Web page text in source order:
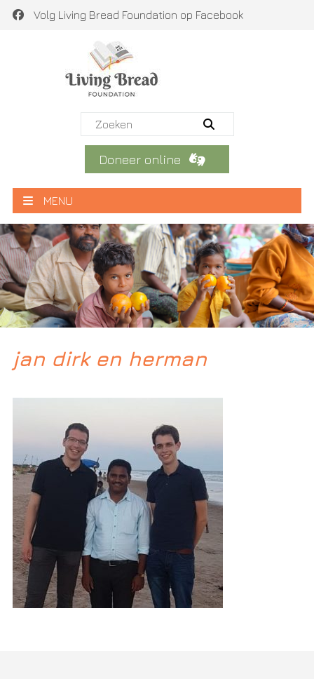
Volg Living Bread Foundation op Facebook
Doneer online
MENU
jan dirk en herman